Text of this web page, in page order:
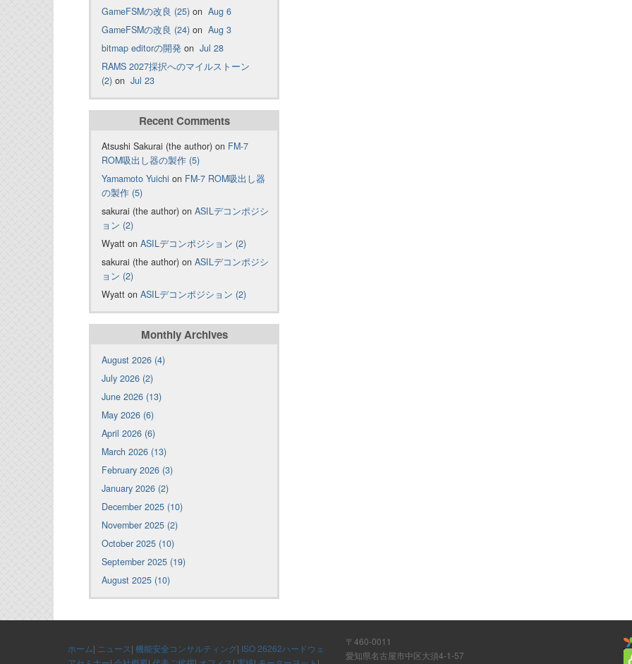
GameFSMの改良 (25) on Aug 6
GameFSMの改良 (24) on Aug 3
bitmap editorの開発 on Jul 28
RAMS 2027採択へのマイルストーン
(2) on Jul 23
Recent Comments
Atsushi Sakurai (the author) on FM-7
ROM吸出し器の製作 (5)
Yamamoto Yuichi on FM-7 ROM吸出し器
の製作 (5)
sakurai (the author) on ASILデコンポジシ
ョン (2)
Wyatt on ASILデコンポジション (2)
sakurai (the author) on ASILデコンポジシ
ョン (2)
Wyatt on ASILデコンポジション (2)
Monthly Archives
August 2026 (4)
July 2026 (2)
June 2026 (13)
May 2026 (6)
April 2026 (6)
March 2026 (13)
February 2026 (3)
January 2026 (2)
December 2025 (10)
November 2025 (2)
October 2025 (10)
September 2025 (19)
August 2025 (10)
ホーム| ニュース| 機能安全コンサルティング| ISO 26262ハードウェ
〒460-0011
愛知県名古屋市中区大須4-1-57